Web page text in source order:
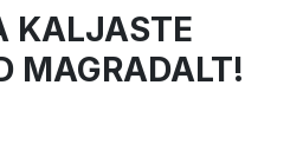
KALJASTE
MAGRADALT!